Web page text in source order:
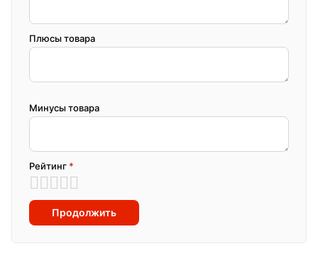
Плюсы товара
Минусы товара
Рейтинг *
Продолжить